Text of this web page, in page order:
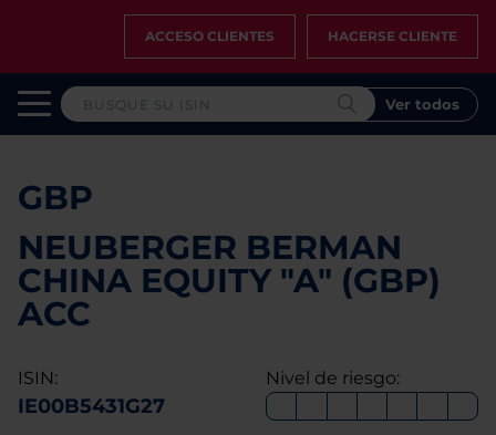
ACCESO CLIENTES HACERSE CLIENTE
Ver todos
GBP
NEUBERGER BERMAN
CHINA EQUITY "A" (GBP)
ACC
ISIN:
IE00B5431G27
Nivel de riesgo: